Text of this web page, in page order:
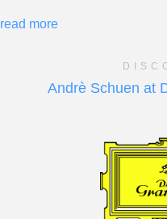
read more
Andrè Schuen at